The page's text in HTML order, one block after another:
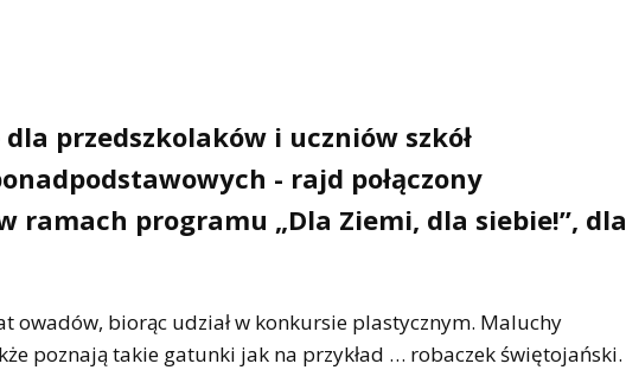
przedszkolaków i uczniów szkół
- rajd połączony
ramach programu „Dla Ziemi, dla siebie!”, dla
owadów, biorąc udział w konkursie plastycznym. Maluchy
poznają takie gatunki jak na przykład … robaczek świętojański.